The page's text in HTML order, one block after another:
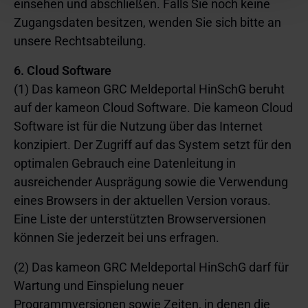
Zwecken, Anbietern und Speicherdauern finden Sie in
unsererCookie-Richtlinie.
einsehen und abschließen. Falls Sie noch keine
Zugangsdaten besitzen, wenden Sie sich bitte an
unsere Rechtsabteilung.
6. Cloud Software
(1) Das kameon GRC Meldeportal HinSchG beruht
auf der kameon Cloud Software. Die kameon Cloud
Software ist für die Nutzung über das Internet
konzipiert. Der Zugriff auf das System setzt für den
optimalen Gebrauch eine Datenleitung in
ausreichender Ausprägung sowie die Verwendung
eines Browsers in der aktuellen Version voraus.
Eine Liste der unterstützten Browserversionen
können Sie jederzeit bei uns erfragen.
(2) Das kameon GRC Meldeportal HinSchG darf für
Wartung und Einspielung neuer
Programmversionen sowie Zeiten, in denen die